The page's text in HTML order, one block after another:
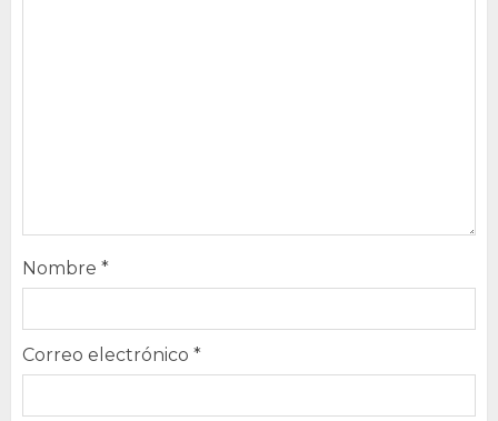
Nombre *
Correo electrónico *